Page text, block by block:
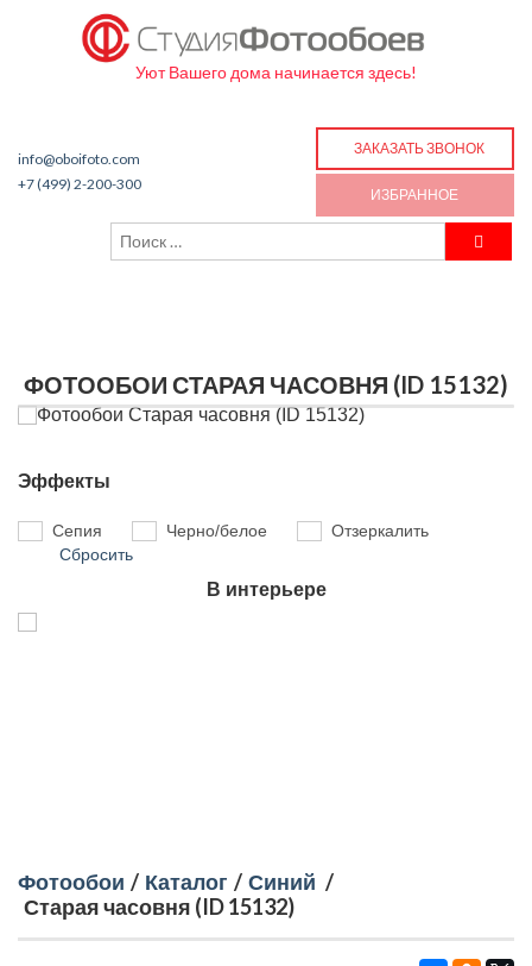
Уют Вашего дома начинается здесь!
info@oboifoto.com
+7 (499) 2-200-300
ЗАКАЗАТЬ ЗВОНОК
ИЗБРАННОЕ
ФОТООБОИ СТАРАЯ ЧАСОВНЯ (ID 15132)
Эффекты
Сепия Черно/белое
Отзеркалить
Сбросить
В интерьере
Фотообои / Каталог / Синий /
Старая часовня (ID 15132)